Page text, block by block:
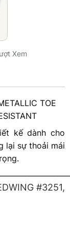
Xem
TOE
kế dành cho
lại sự thoải mái
#3251,